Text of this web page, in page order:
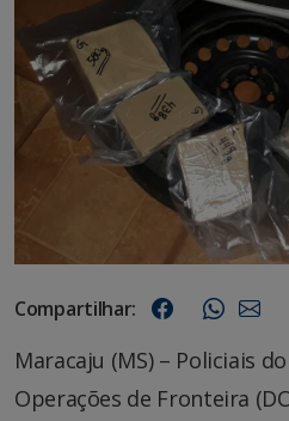
Compartilhar:
Maracaju (MS) – Policiais
Operações de Fronteira